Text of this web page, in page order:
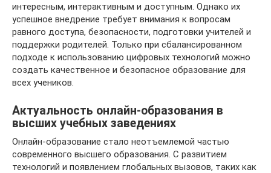
интересным, интерактивным и доступным. Однако их
успешное внедрение требует внимания к вопросам
равного доступа, безопасности, подготовки учителей и
поддержки родителей. Только при сбалансированном
подходе к использованию цифровых технологий можно
создать качественное и безопасное образование для
всех учеников.
Актуальность онлайн-образования в
высших учебных заведениях
Онлайн-образование стало неотъемлемой частью
современного высшего образования. С развитием
технологий и появлением глобальных вызовов, таких как